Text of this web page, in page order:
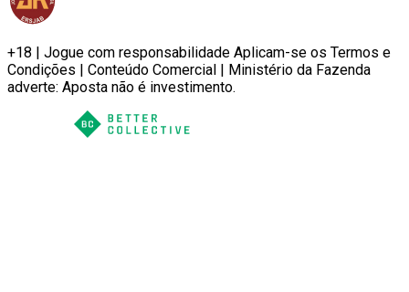
+18 | Jogue com responsabilidade Aplicam-se os Termos e
Condições | Conteúdo Comercial | Ministério da Fazenda
adverte: Aposta não é investimento.